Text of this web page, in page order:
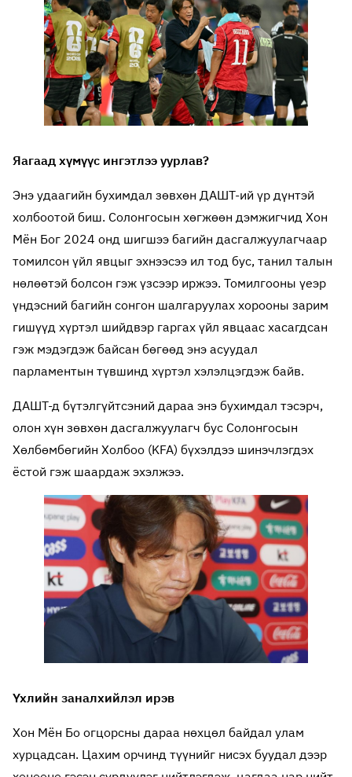
Яагаад хүмүүс ингэтлээ уурлав?
Энэ удаагийн бухимдал зөвхөн ДАШТ-ий үр дүнтэй
холбоотой биш. Солонгосын хөгжөөн дэмжигчид Хон
Мён Бог 2024 онд шигшээ багийн дасгалжуулагчаар
томилсон үйл явцыг эхнээсээ ил тод бус, танил талын
нөлөөтэй болсон гэж үзсээр иржээ. Томилгооны үеэр
үндэсний багийн сонгон шалгаруулах хорооны зарим
гишүүд хүртэл шийдвэр гаргах үйл явцаас хасагдсан
гэж мэдэгдэж байсан бөгөөд энэ асуудал
парламентын түвшинд хүртэл хэлэлцэгдэж байв.
ДАШТ-д бүтэлгүйтсэний дараа энэ бухимдал тэсэрч,
олон хүн зөвхөн дасгалжуулагч бус Солонгосын
Хөлбөмбөгийн Холбоо (KFA) бүхэлдээ шинэчлэгдэх
ёстой гэж шаардаж эхэлжээ.
Үхлийн заналхийлэл ирэв
Хон Мён Бо огцорсны дараа нөхцөл байдал улам
хурцадсан. Цахим орчинд түүнийг нисэх буудал дээр